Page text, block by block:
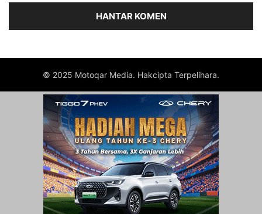
© 2025 Motoqar Media. Hakcipta Terpelihara.